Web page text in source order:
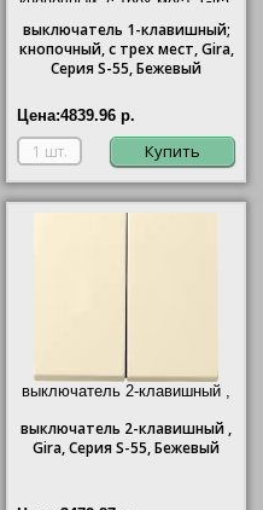
выключатель 1-клавишный;
кнопочный, с трех мест,Gira,
Серия S-55, Бежевый
Цена:4839.96 р.
Купить
выключатель 2-клавишный ,
выключатель 2-клавишный ,
Gira, Серия S-55, Бежевый